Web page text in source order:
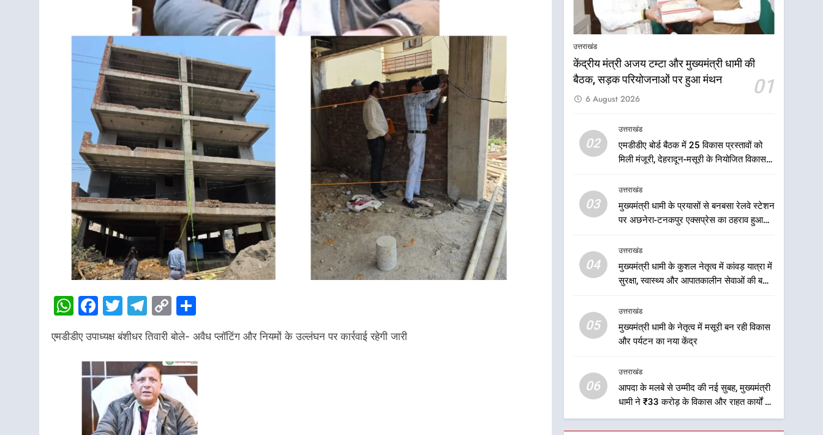
WhatsApp
Facebook
Twitter
Telegram
Copy
Link
एमडीडीए उपाध्यक्ष बंशीधर तिवारी बोले- अवैध प्लॉटिंग और नियमों के उल्लंघन पर कार्रवाई रहेगी जारी
उत्तराखंड
केंद्रीय मंत्री अजय टम्टा और मुख्यमंत्री धामी की
बैठक, सड़क परियोजनाओं पर हुआ मंथन
01
6 August 2026
02
उत्तराखंड
एमडीडीए बोर्ड बैठक में 25 विकास प्रस्तावों को
मिली मंजूरी, देहरादून-मसूरी के नियोजित विकास
03
उत्तराखंड
मुख्यमंत्री धामी के प्रयासों से बनबसा रेलवे स्टेशन
पर अछनेरा-टनकपुर एक्सप्रेस का ठहराव हुआ
04
उत्तराखंड
मुख्यमंत्री धामी के कुशल नेतृत्व में कांवड़ यात्रा में
सुरक्षा, स्वास्थ्य और आपातकालीन सेवाओं की बनी
05
उत्तराखंड
मुख्यमंत्री धामी के नेतृत्व में मसूरी बन रही विकास
और पर्यटन का नया केंद्र
06
उत्तराखंड
आपदा के मलबे से उम्मीद की नई सुबह, मुख्यमंत्री
धामी ने ₹33 करोड़ के विकास और राहत कार्यों से
धराली को फिर खड़ा कर बनाया भरोसे का प्रतीक
आपदा के मलबे से उम्मीद की नई
सुबह, मुख्यमंत्री धामी ने ₹33
करोड़ के विकास और राहत कार्यों
भरोसे का प्रतीक
7
मंत्री गणेश जोशी ने किसानों से
संवाद कर उन्हें सरकार की विभिन्न
आह्वान किया
8
खेल मंत्री रेखा आर्या ने देवभूमि से
बुलंद किया 2036 ओलंपिक
1
केंद्रीय मंत्री अजय टम्टा और
2
मिलेगी रफ्तार
उत्तराखंड
टनकपुर एक्सप्रेस का ठहराव हुआ
स्वीकृत
उत्तराखंड
4
मुख्यमंत्री धामी के कुशल नेतृत्व में